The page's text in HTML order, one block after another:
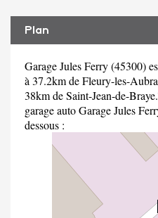
Plan
Garage Jules Ferry (45300)
à 37.2km de Fleury-les-
38km de Saint-Jean-de-
garage auto Garage Jules
dessous :